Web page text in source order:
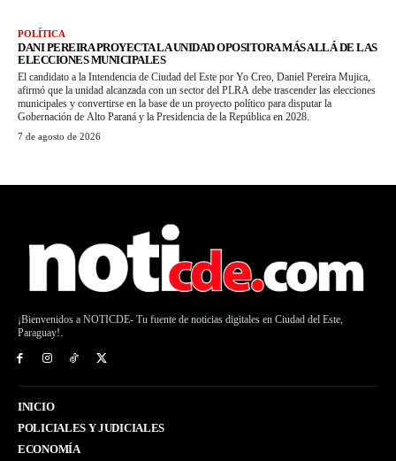
POLÍTICA
DANI PEREIRA PROYECTA LA UNIDAD OPOSITORA MÁS ALLÁ DE LAS
ELECCIONES MUNICIPALES
El candidato a la Intendencia de Ciudad del Este por Yo Creo, Daniel Pereira Mujica,
afirmó que la unidad alcanzada con un sector del PLRA debe trascender las elecciones
municipales y convertirse en la base de un proyecto político para disputar la
Gobernación de Alto Paraná y la Presidencia de la República en 2028.
7 de agosto de 2026
¡Bienvenidos a NOTICDE- Tu fuente de noticias digitales en Ciudad del Este,
Paraguay!.
INICIO
POLICIALES Y JUDICIALES
ECONOMÍA